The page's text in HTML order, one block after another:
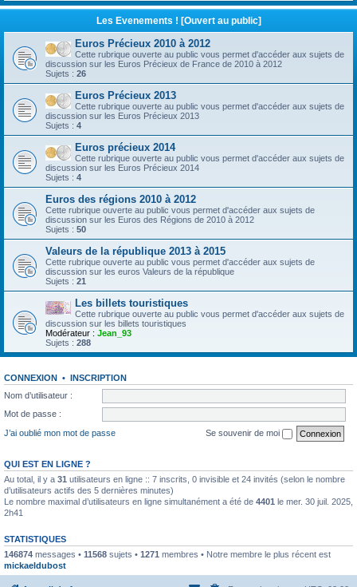
Les Evenements ! [Ouvert au public]
Euros Précieux 2010 à 2012
Cette rubrique ouverte au public vous permet d'accéder aux sujets de
discussion sur les Euros Précieux de France de 2010 à 2012
Sujets : 26
Euros Précieux 2013
Cette rubrique ouverte au public vous permet d'accéder aux sujets de
discussion sur les Euros Précieux 2013
Sujets : 4
Euros précieux 2014
Cette rubrique ouverte au public vous permet d'accéder aux sujets de
discussion sur les Euros Précieux 2014
Sujets : 4
Euros des régions 2010 à 2012
Cette rubrique ouverte au public vous permet d'accéder aux sujets de
discussion sur les Euros des Régions de 2010 à 2012
Sujets : 50
Valeurs de la république 2013 à 2015
Cette rubrique ouverte au public vous permet d'accéder aux sujets de
discussion sur les euros Valeurs de la république
Sujets : 21
Les billets touristiques
Cette rubrique ouverte au public vous permet d'accéder aux sujets de
discussion sur les billets touristiques
Modérateur : Jean_93
Sujets : 288
CONNEXION • INSCRIPTION
Nom d’utilisateur :
Mot de passe :
J’ai oublié mon mot de passe
Se souvenir de moi
QUI EST EN LIGNE ?
Au total, il y a 31 utilisateurs en ligne :: 7 inscrits, 0 invisible et 24 invités (selon le nombre
d’utilisateurs actifs des 5 dernières minutes)
Le nombre maximal d’utilisateurs en ligne simultanément a été de 4401 le mer. 30 juil. 2025,
2h41
STATISTIQUES
146874 messages • 11568 sujets • 1271 membres • Notre membre le plus récent est
mickaeldubost